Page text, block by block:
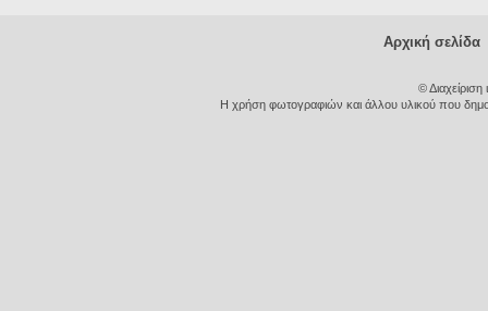
Αρχική σελίδα
©
Η χρήση φωτογραφιών και άλλου υλικού που